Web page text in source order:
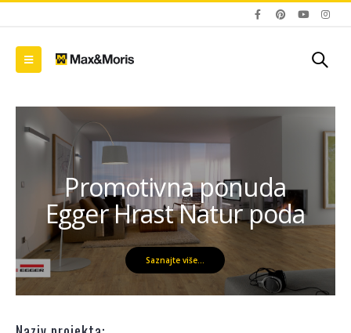
Promotivna ponuda
Egger Hrast Natur poda
Saznajte više...